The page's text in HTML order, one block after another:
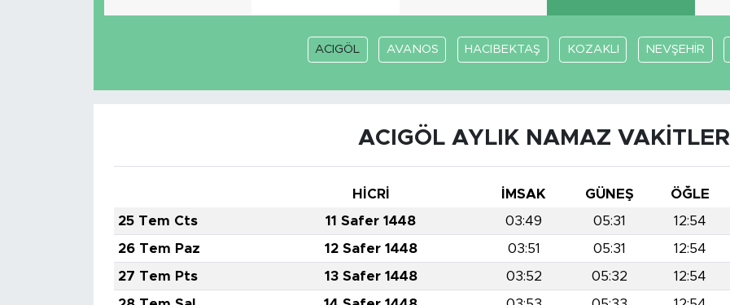
ACIGÖL AVANOS HACIBEKTAŞ KOZAKLI NEVŞEHİR
ACIGÖL AYLIK NAMAZ VAKITLERI
HİCRİ İMSAK GÜNEŞ ÖĞLE
25 Tem Cts
11 Safer 1448 03:49 05:31 12:54
26 Tem Paz
12 Safer 1448 03:51 05:31 12:54
27 Tem Pts
13 Safer 1448 03:52 05:32 12:54